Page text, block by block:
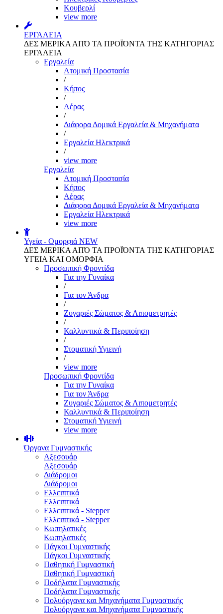
Κουβερλί
view more
ΕΡΓΑΛΕΙΑ
ΔΕΣ ΜΕΡΙΚΑ ΑΠΌ ΤΑ ΠΡΟΪΌΝΤΑ ΤΗΣ ΚΑΤΗΓΟΡΙΑΣ
ΕΡΓΑΛΕΙΑ
Εργαλεία
Aτομική Προστασία
/
Kήπος
/
Αέρας
/
Διάφορα Δομικά Εργαλεία & Μηχανήματα
/
Εργαλεία Ηλεκτρικά
/
view more
Εργαλεία
Aτομική Προστασία
Kήπος
Αέρας
Διάφορα Δομικά Εργαλεία & Μηχανήματα
Εργαλεία Ηλεκτρικά
view more
Υγεία - Ομορφιά NEW
ΔΕΣ ΜΕΡΙΚΑ ΑΠΌ ΤΑ ΠΡΟΪΌΝΤΑ ΤΗΣ ΚΑΤΗΓΟΡΙΑΣ
ΥΓΕΙΑ ΚΑΙ ΟΜΟΡΦΙΑ
Προσωπική Φροντίδα
Για την Γυναίκα
/
Για τον Άνδρα
/
Ζυγαριές Σώματος & Λιπομετρητές
/
Καλλυντικά & Περιποίηση
/
Στοματική Υγιεινή
/
view more
Προσωπική Φροντίδα
Για την Γυναίκα
Για τον Άνδρα
Ζυγαριές Σώματος & Λιπομετρητές
Καλλυντικά & Περιποίηση
Στοματική Υγιεινή
view more
Όργανα Γυμναστικής
Αξεσουάρ
Αξεσουάρ
Διάδρομοι
Διάδρομοι
Ελλειπτικά
Ελλειπτικά
Ελλειπτικά - Stepper
Ελλειπτικά - Stepper
Κωπηλατικές
Κωπηλατικές
Πάγκοι Γυμναστικής
Πάγκοι Γυμναστικής
Παθητική Γυμναστική
Παθητική Γυμναστική
Ποδήλατα Γυμναστικής
Ποδήλατα Γυμναστικής
Πολυόργανα και Μηχανήματα Γυμναστικής
Πολυόργανα και Μηχανήματα Γυμναστικής